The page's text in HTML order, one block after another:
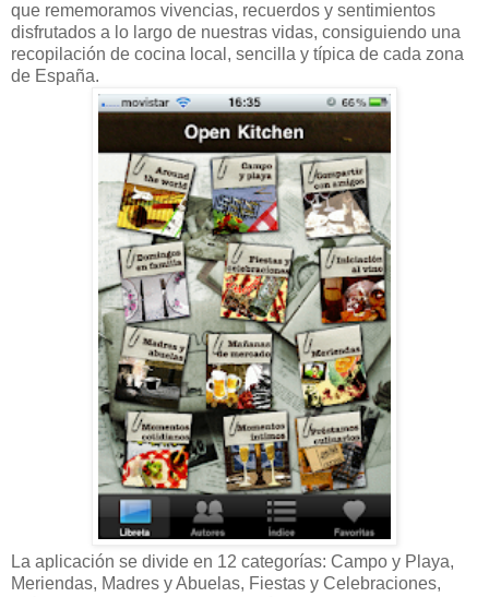
que rememoramos vivencias, recuerdos y sentimientos
disfrutados a lo largo de nuestras vidas, consiguiendo una
recopilación de cocina local, sencilla y típica de cada zona
de España.
La aplicación se divide en 12 categorías: Campo y Playa,
Meriendas, Madres y Abuelas, Fiestas y Celebraciones,